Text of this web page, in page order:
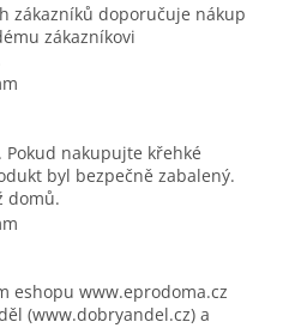
zákazníků doporučuje nákup
zákazníkovi
nakupujte křehké
byl bezpečně zabalený.
domů.
eshopu www.eprodoma.cz
(www.dobryandel.cz) a